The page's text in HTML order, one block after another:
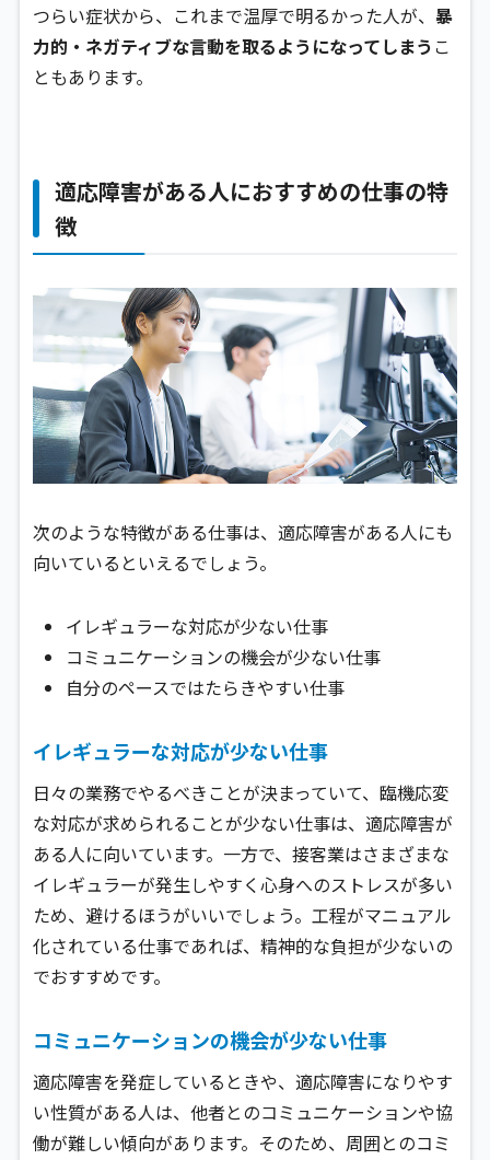
つらい症状から、これまで温厚で明るかった人が、 暴
力的・ネガティブな言動を取るようになってしまう こ
ともあります。
適応障害がある人におすすめの仕事の特
徴
次のような特徴がある仕事は、適応障害がある人にも
向いているといえるでしょう。
イレギュラーな対応が少ない仕事
コミュニケーションの機会が少ない仕事
自分のペースではたらきやすい仕事
イレギュラーな対応が少ない仕事
日々の業務でやるべきことが決まっていて、臨機応変
な対応が求められることが少ない仕事は、適応障害が
ある人に向いています。一方で、接客業はさまざまな
イレギュラーが発生しやすく心身へのストレスが多い
ため、避けるほうがいいでしょう。工程がマニュアル
化されている仕事であれば、精神的な負担が少ないの
でおすすめです。
コミュニケーションの機会が少ない仕事
適応障害を発症しているときや、適応障害になりやす
い性質がある人は、他者とのコミュニケーションや協
働が難しい傾向があります。そのため、周囲とのコミ